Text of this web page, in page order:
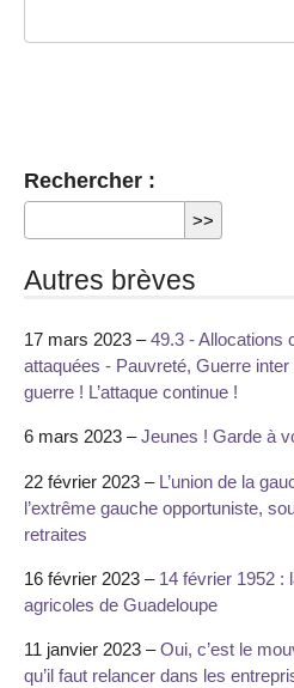
Rechercher :
Autres brèves
17 mars 2023 –49.3 - Allocations
attaquées - Pauvreté, Guerre
guerre ! L’attaque continue !
6 mars 2023 –Jeunes ! Garde à
22 février 2023 – L’union de la
l’extrême gauche opportuniste,
retraites
16 février 2023 – 14 février 1952 :
agricoles de Guadeloupe
11 janvier 2023 –Oui, c’est le
qu’il faut relancer dans les